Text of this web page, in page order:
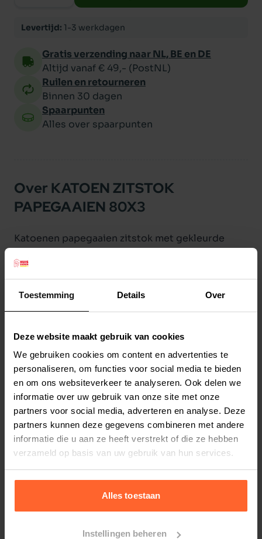
Toestemming Details Over
Deze website maakt gebruik van cookies
We gebruiken cookies om content en advertenties te
personaliseren, om functies voor social media te bieden
en om ons websiteverkeer te analyseren. Ook delen we
informatie over uw gebruik van onze site met onze
partners voor social media, adverteren en analyse. Deze
partners kunnen deze gegevens combineren met andere
informatie die u aan ze heeft verstrekt of die ze hebben
verzameld op basis van uw gebruik van hun services.
Alles toestaan
Instellingen beheren
Levertijd: 1-3 werkdagen
Gratis verzending naar NL, BE en DE
Altijd vanaf € 49,- (PostNL)
Ruilen en retourneren
Binnen 30 dagen
Spaarpunten
Alles over spaarpunten
Over KATOEN ZITSTOK
PAPEGAAIEN 80X3
Katoenen papegaaien zitstok met gekleurde
Elke
2 weken
Elke
Elke
8 weken
10 weken
12 weken
Bestelherinnering instellen